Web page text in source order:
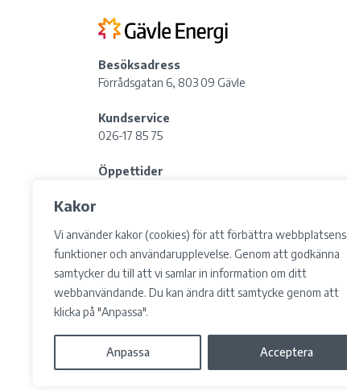
Kakor
Vi använder kakor (cookies) för att förbättra webbplatsens
funktioner och användarupplevelse. Genom att godkänna
samtycker du till att vi samlar in information om ditt
webbanvändande. Du kan ändra ditt samtycke genom att
klicka på "Anpassa".
Anpassa Acceptera
Besöksadress
Förrådsgatan 6, 803 09 Gävle
Kundservice
026-17 85 75
Öppettider
Postadress
Box 783, 801 29 Gävle
Information in other languages
© 2026 Gävle Energi AB. Samtyckesval Cookies